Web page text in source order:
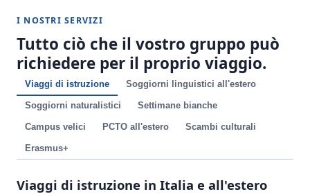
I NOSTRI SERVIZI
Tutto ciò che il vostro gruppo può
richiedere per il proprio viaggio.
Viaggi di istruzione Soggiorni linguistici all'estero
Soggiorni naturalistici Settimane bianche
Campus velici PCTO all'estero Scambi culturali
Erasmus+
Viaggi di istruzione in Italia e all'estero